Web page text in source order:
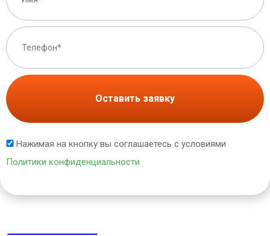
Оставить заявку
Нажимая на кнопку вы соглашаетесь с условиями
Политики конфиденциальности